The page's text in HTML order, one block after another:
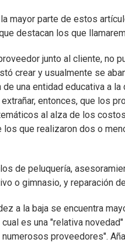
mayor parte de estos
destacan los que
junto al cliente, no
crear y usualmente se
una entidad educativa a
entonces, que los
al alza de los
que realizaron dos o
de peluquería,
o gimnasio, y reparación
a la baja se encuentra
es una "relativa
proveedores".